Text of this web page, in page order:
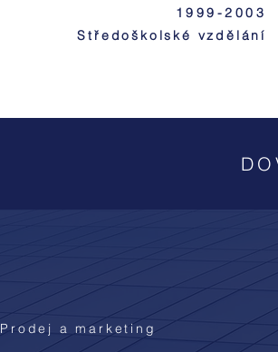
1999-2003
Středoškolské vzdělání
Prodej a marketing